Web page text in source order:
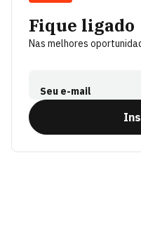
Fique ligado
Nas melhores
Seu e-mail